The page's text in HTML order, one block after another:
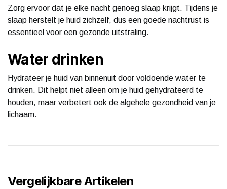
Zorg ervoor dat je elke nacht genoeg slaap krijgt. Tijdens je
slaap herstelt je huid zichzelf, dus een goede nachtrust is
essentieel voor een gezonde uitstraling.
Water drinken
Hydrateer je huid van binnenuit door voldoende water te
drinken. Dit helpt niet alleen om je huid gehydrateerd te
houden, maar verbetert ook de algehele gezondheid van je
lichaam.
Vergelijkbare Artikelen